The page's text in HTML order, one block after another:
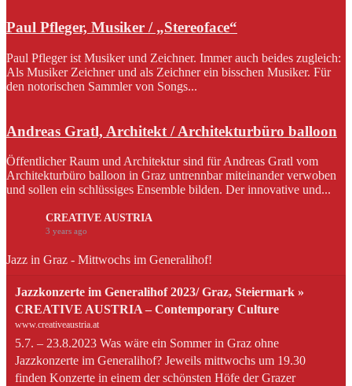
Paul Pfleger, Musiker / „Stereoface“
Paul Pfleger ist Musiker und Zeichner. Immer auch beides zugleich:
Als Musiker Zeichner und als Zeichner ein bisschen Musiker. Für
den notorischen Sammler von Songs...
Andreas Gratl, Architekt / Architekturbüro balloon
Öffentlicher Raum und Architektur sind für Andreas Gratl vom
Architekturbüro balloon in Graz untrennbar miteinander verwoben
und sollen ein schlüssiges Ensemble bilden. Der innovative und...
CREATIVE AUSTRIA
3 years ago
Jazz in Graz - Mittwochs im Generalihof!
Jazzkonzerte im Generalihof 2023/ Graz, Steiermark »
CREATIVE AUSTRIA – Contemporary Culture
www.creativeaustria.at
5.7. – 23.8.2023 Was wäre ein Sommer in Graz ohne
Jazzkonzerte im Generalihof? Jeweils mittwochs um 19.30
finden Konzerte in einem der schönsten Höfe der Grazer